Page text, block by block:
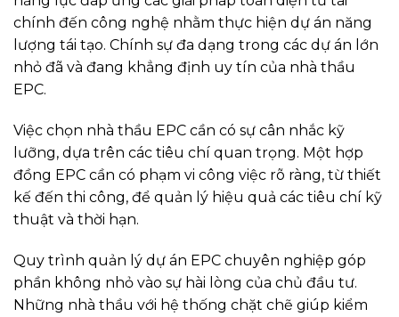
chính đến công nghệ nhằm thực hiện dự án năng
lượng tái tạo. Chính sự đa dạng trong các dự án lớn
nhỏ đã và đang khẳng định uy tín của nhà thầu
EPC.
Việc chọn nhà thầu EPC cần có sự cân nhắc kỹ
lưỡng, dựa trên các tiêu chí quan trọng. Một hợp
đồng EPC cần có phạm vi công việc rõ ràng, từ thiết
kế đến thi công, để quản lý hiệu quả các tiêu chí kỹ
thuật và thời hạn.
Quy trình quản lý dự án EPC chuyên nghiệp góp
phần không nhỏ vào sự hài lòng của chủ đầu tư.
Những nhà thầu với hệ thống chặt chẽ giúp kiểm